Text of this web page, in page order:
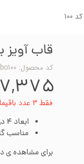
متر
100
قاب آویز
کد محصول: gbrbo100
۳۷,۳۷۵
فقط ۳ عدد باقیمانده
ابعاد 4 در 6 سانتی‌متر
مناسب
برای مشاهده ی